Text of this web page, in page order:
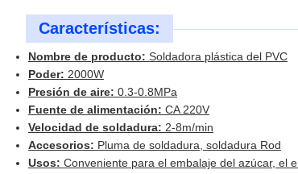
Características:
Nombre de producto: Soldadora plástica del PVC
Poder: 2000W
Presión de aire: 0.3-0.8MPa
Fuente de alimentación: CA 220V
Velocidad de soldadura: 2-8m/min
Accesorios: Pluma de soldadura, soldadura Rod
Usos: Conveniente para el embalaje del azúcar, el